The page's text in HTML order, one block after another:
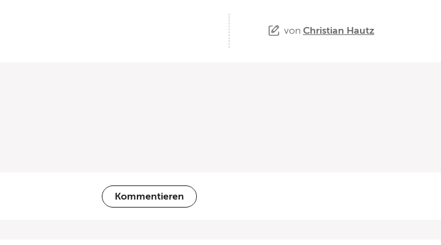
von Christian Hautz
Kommentieren